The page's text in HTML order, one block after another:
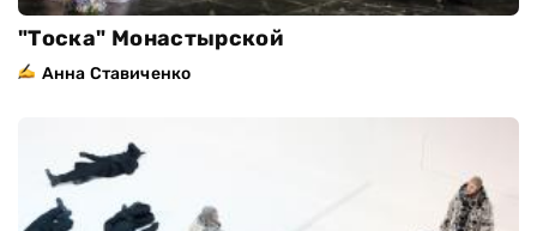
"Тоска" Монастырской
Анна Ставиченко